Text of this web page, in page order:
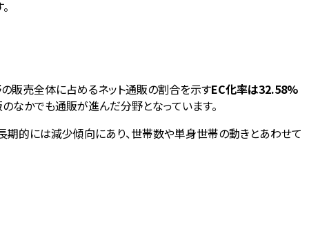
の販売全体に占めるネット通販の割合を示すEC化率は32.58%
なかでも通販が進んだ分野となっています。
期的には減少傾向にあり、世帯数や単身世帯の動きとあわせて